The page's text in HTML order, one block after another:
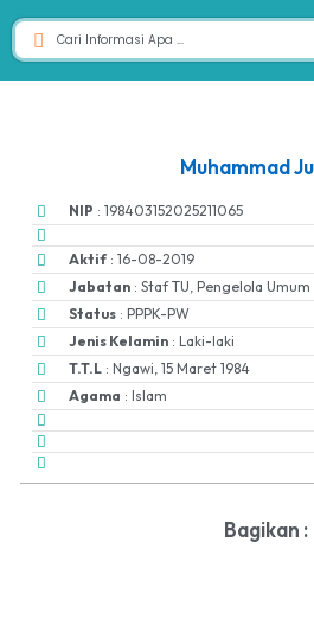
Muhammad
NIP : 198403152025211065
Aktif : 16-08-2019
Jabatan : Staf TU, Pengelola
Status : PPPK-PW
Jenis Kelamin : Laki-laki
T.T.L : Ngawi, 15 Maret 1984
Agama : Islam
Bagikan :